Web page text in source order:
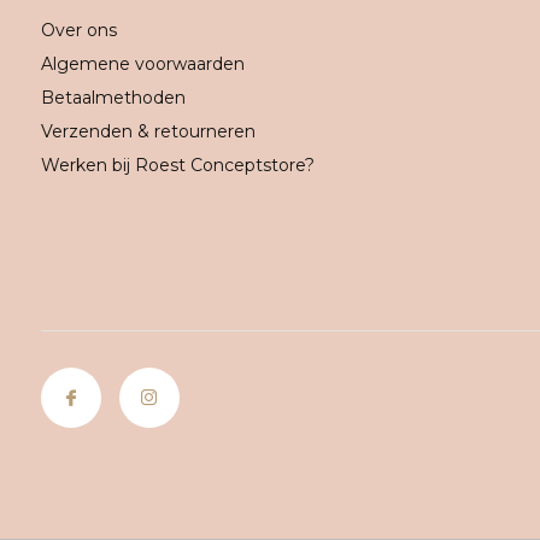
Over ons
Algemene voorwaarden
Betaalmethoden
Verzenden & retourneren
Werken bij Roest Conceptstore?